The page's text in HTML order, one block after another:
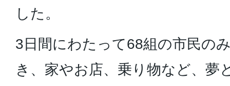
した。
3日間にわたって68組の市民の
き、家やお店、乗り物など、夢